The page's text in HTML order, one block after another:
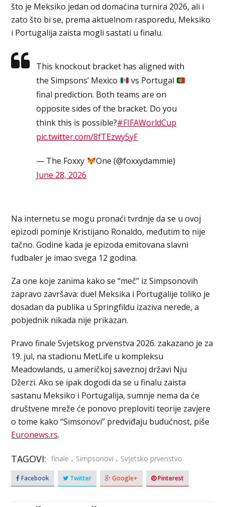
što je Meksiko jedan od domaćina turnira 2026, ali i
zato što bi se, prema aktuelnom rasporedu, Meksiko
i Portugalija zaista mogli sastati u finalu.
This knockout bracket has aligned with
the Simpsons’ Mexico
vs Portugal
final prediction. Both teams are on
opposite sides of the bracket. Do you
think this is possible?#FIFAWorldCup
pic.twitter.com/8fTEzwy5yF
— The Foxxy
One (@foxxydammie)
June 28, 2026
Na internetu se mogu pronaći tvrdnje da se u ovoj
epizodi pominje Kristijano Ronaldo, međutim to nije
tačno. Godine kada je epizoda emitovana slavni
fudbaler je imao svega 12 godina.
Za one koje zanima kako se “meč” iz Simpsonovih
zapravo završava: duel Meksika i Portugalije toliko je
dosadan da publika u Springfildu izaziva nerede, a
pobjednik nikada nije prikazan.
Pravo finale Svjetskog prvenstva 2026. zakazano je za
19. jul, na stadionu MetLife u kompleksu
Meadowlands, u američkoj saveznoj državi Nju
Džerzi. Ako se ipak dogodi da se u finalu zaista
sastanu Meksiko i Portugalija, sumnje nema da će
društvene mreže će ponovo preploviti teorije zavjere
o tome kako “Simsonovi” predviđaju budućnost, piše
Euronews.rs.
TAGOVI: finale , Simpsonovi , Svjetsko prvenstvo
Facebook Twitter Google+ Pinterest